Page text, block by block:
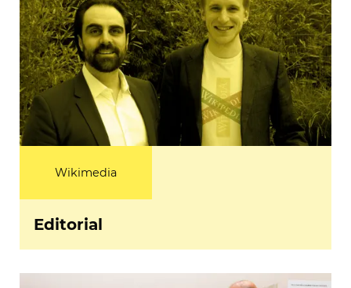
Wikimedia
Editorial